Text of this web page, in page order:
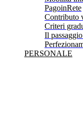
PagoinRete
Contributo
Criteri
Il
PERSONALE